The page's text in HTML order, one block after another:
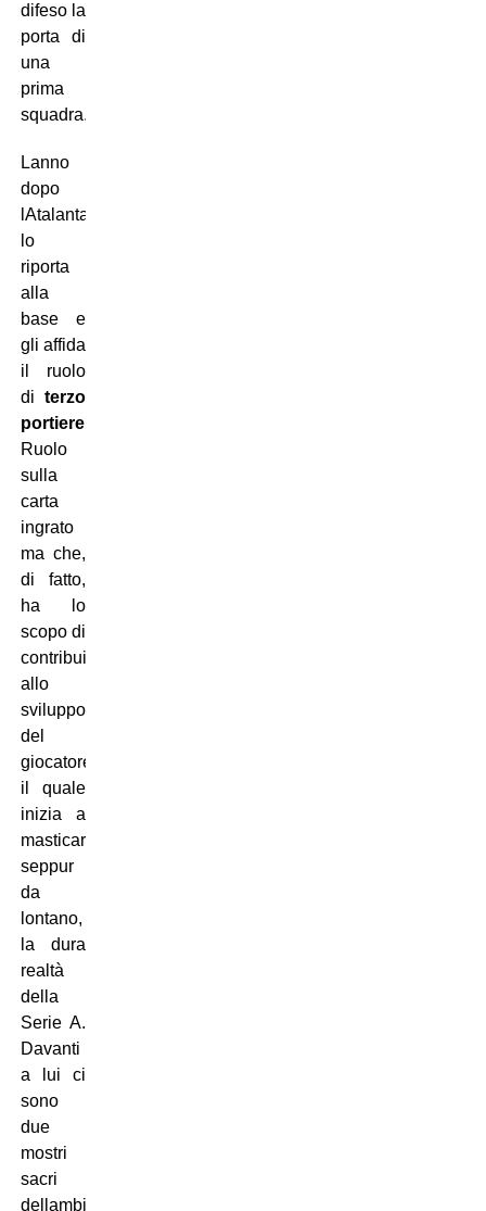
difeso la
porta di
una
prima
squadra.
Lanno
dopo
lAtalanta
lo
riporta
alla
base e
gli affida
il ruolo
diterzo
portiere.
Ruolo
sulla
carta
ingrato
ma che,
di fatto,
ha lo
scopo di
contribuire
allo
sviluppo
del
giocatore,
il quale
inizia a
masticare,
seppur
da
lontano,
la dura
realtà
della
Serie A.
Davanti
a lui ci
sono
due
mostri
sacri
dellambiente